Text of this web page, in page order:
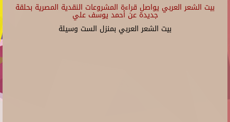
بيت الشعر العربي يواصل قراءة المشروعات النقدية المصرية بحلقة
جديدة عن أحمد يوسف علي
بيت الشعر العربي بمنزل الست وسيلة